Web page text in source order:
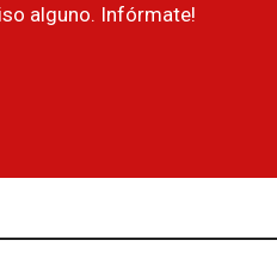
alguno. Infórmate!